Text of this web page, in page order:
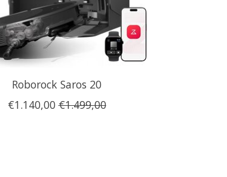
Roborock Saros 20
€1.140,00 €1.499,00